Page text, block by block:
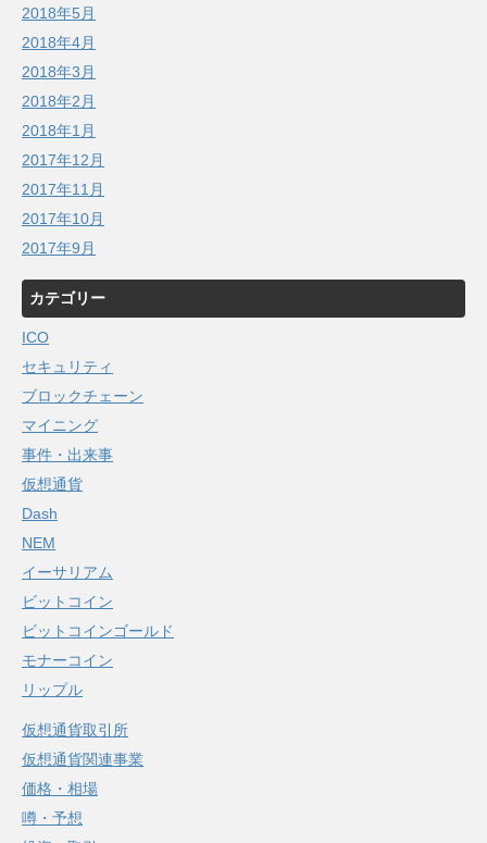
2018年5月
2018年4月
2018年3月
2018年2月
2018年1月
2017年12月
2017年11月
2017年10月
2017年9月
カテゴリー
ICO
セキュリティ
ブロックチェーン
マイニング
事件・出来事
仮想通貨
Dash
NEM
イーサリアム
ビットコイン
ビットコインゴールド
モナーコイン
リップル
仮想通貨取引所
仮想通貨関連事業
価格・相場
噂・予想